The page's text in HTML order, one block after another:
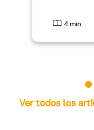
4 min.
Ver todos los